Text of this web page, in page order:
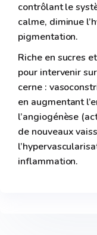
contrôlant le
calme, diminue
pigmentation.
Riche en sucres
pour intervenir
cerne :
en augmentant
l’angiogénèse
de nouveaux
inflammation.